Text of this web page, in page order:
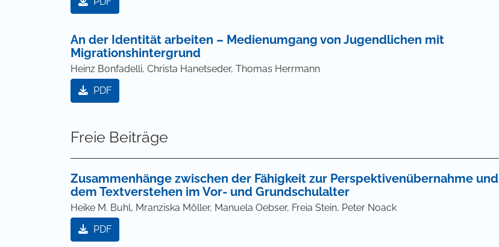
An der Identität arbeiten – Medienumgang von Jugendlichen mit
Migrationshintergrund
Heinz Bonfadelli, Christa Hanetseder, Thomas Herrmann
PDF
Freie Beiträge
Zusammenhänge zwischen der Fähigkeit zur Perspektivenübernahme und
dem Textverstehen im Vor- und Grundschulalter
Heike M. Buhl, Mranziska Möller, Manuela Oebser, Freia Stein, Peter Noack
PDF